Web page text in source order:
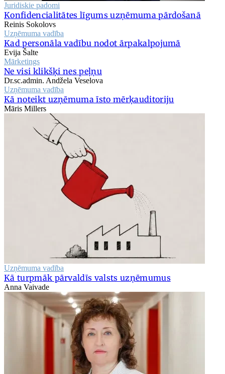
Juridiskie padomi
Konfidencialitātes līgums uzņēmuma pārdošanā
Reinis Sokolovs
Uzņēmuma vadība
Kad personāla vadību nodot ārpakalpojumā
Evija Šalte
Mārketings
Ne visi klikšķi nes peļņu
Dr.sc.admin. Andžela Veselova
Uzņēmuma vadība
Kā noteikt uzņēmuma īsto mērķauditoriju
Māris Millers
Uzņēmuma vadība
Kā turpmāk pārvaldīs valsts uzņēmumus
Anna Vaivade